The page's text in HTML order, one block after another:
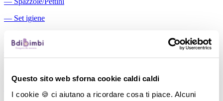
Questo sito web sforna cookie caldi caldi
I cookie 🍪 ci aiutano a ricordare cosa ti piace. Alcuni
― Set igiene
Aspiratori nasali manuali
―
Cuscini allattamento